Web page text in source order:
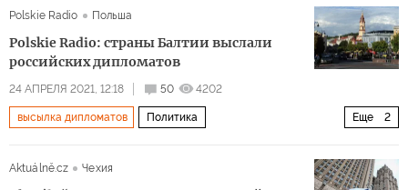
Polskie Radio
Польша
Polskie Radio: страны Балтии выслали
российских дипломатов
24 АПРЕЛЯ 2021, 12:18 50 4202
Еще 2
высылка дипломатов Политика
Aktuálně.cz
Чехия